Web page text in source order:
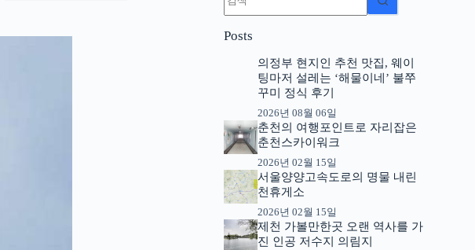
과
음
Posts
의정부 현지인 추천 맛집, 웨이
팅마저 설레는 ‘해물이네’ 불쭈
꾸미 정식 후기
2026년 08월 06일
춘천의 여행포인트로 자리잡은
춘천스카이워크
2026년 02월 15일
서울양양고속도로의 명물 내린
천휴게소
2026년 02월 15일
제천 가볼만한곳 오랜 역사를 가
진 인공 저수지 의림지